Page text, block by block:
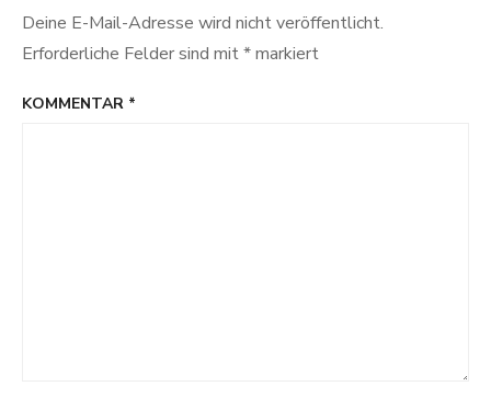
Deine E-Mail-Adresse wird nicht veröffentlicht.
Erforderliche Felder sind mit*markiert
KOMMENTAR *